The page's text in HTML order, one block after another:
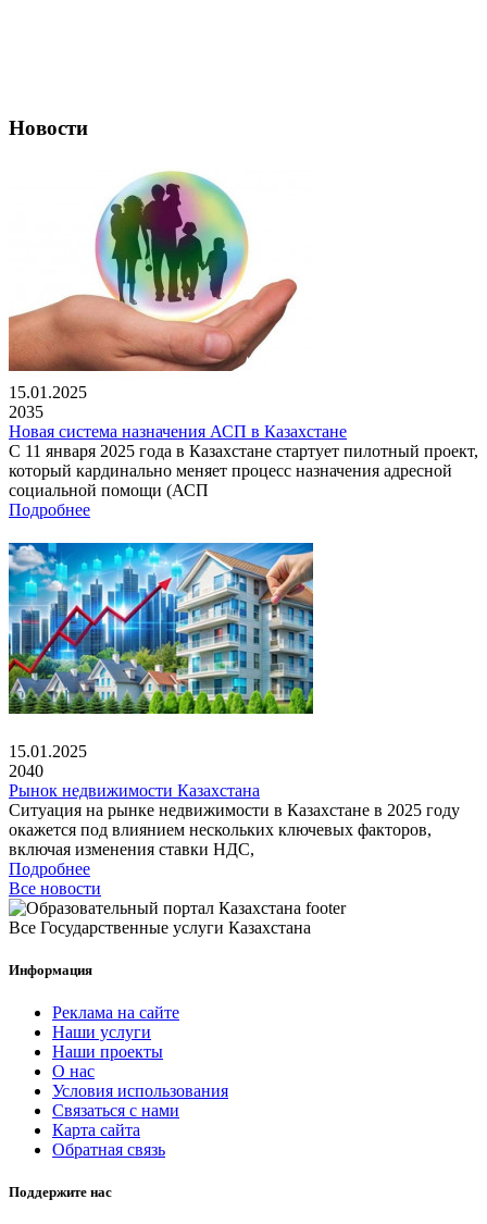
Новости
15.01.2025
2035
Новая система назначения АСП в Казахстане
С 11 января 2025 года в Казахстане стартует пилотный проект,
который кардинально меняет процесс назначения адресной
социальной помощи (АСП
Подробнее
15.01.2025
2040
Рынок недвижимости Казахстана
Ситуация на рынке недвижимости в Казахстане в 2025 году
окажется под влиянием нескольких ключевых факторов,
включая изменения ставки НДС,
Подробнее
Все новости
Все Государственные услуги Казахстана
Информация
Реклама на сайте
Наши услуги
Наши проекты
О нас
Условия использования
Связаться с нами
Карта сайта
Обратная связь
Поддержите нас